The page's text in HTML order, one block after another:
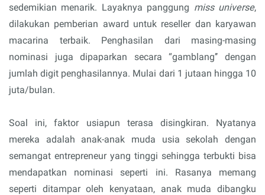
sedemikian menarik. Layaknya panggung miss universe,
dilakukan pemberian award untuk reseller dan karyawan
macarina terbaik. Penghasilan dari masing-masing
nominasi juga dipaparkan secara “gamblang’’ dengan
jumlah digit penghasilannya. Mulai dari 1 jutaan hingga 10
juta/bulan.
Soal ini, faktor usiapun terasa disingkiran. Nyatanya
mereka adalah anak-anak muda usia sekolah dengan
semangat entrepreneur yang tinggi sehingga terbukti bisa
mendapatkan nominasi seperti ini. Rasanya memang
seperti ditampar oleh kenyataan, anak muda dibangku